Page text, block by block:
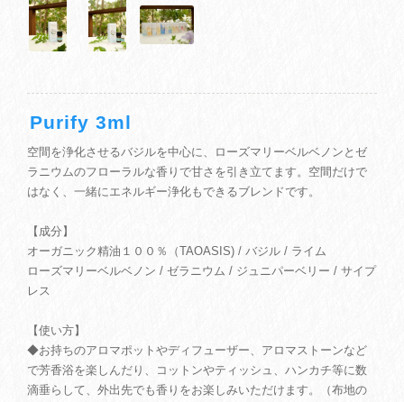
Purify 3ml
空間を浄化させるバジルを中心に、ローズマリーベルベノンとゼ
ラニウムのフローラルな香りで甘さを引き立てます。空間だけで
はなく、一緒にエネルギー浄化もできるブレンドです。
【成分】
オーガニック精油１００％（TAOASIS) / バジル / ライム
ローズマリーベルベノン / ゼラニウム / ジュニパーベリー / サイプ
レス
【使い方】
◆お持ちのアロマポットやディフューザー、アロマストーンなど
で芳香浴を楽しんだり、コットンやティッシュ、ハンカチ等に数
滴垂らして、外出先でも香りをお楽しみいただけます。（布地の